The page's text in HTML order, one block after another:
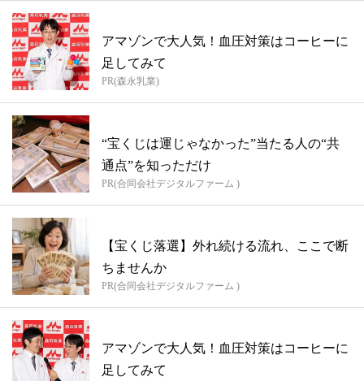
アマゾンで大人気！血圧対策はコーヒーに
足してみて
PR(森永乳業)
“宝くじは運じゃなかった”当たる人の“共
通点”を知っただけ
PR(合同会社デジタルファーム )
【宝くじ落選】外れ続ける流れ、ここで断
ちませんか
PR(合同会社デジタルファーム )
アマゾンで大人気！血圧対策はコーヒーに
足してみて